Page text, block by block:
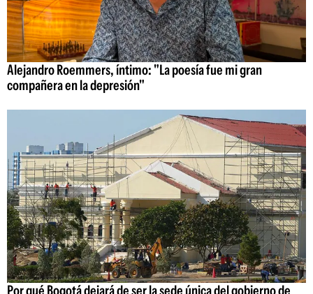
Alejandro Roemmers, íntimo: "La poesía fue mi gran
compañera en la depresión"